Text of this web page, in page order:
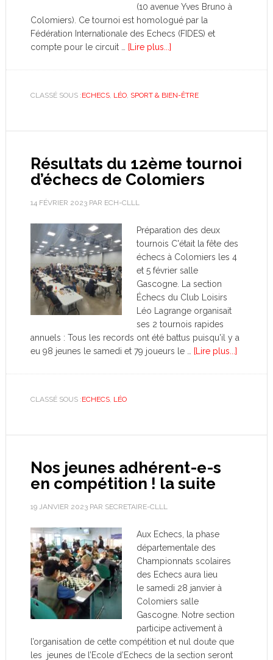
(10 avenue Yves Bruno à
Colomiers). Ce tournoi est homologué par la
Fédération Internationale des Echecs (FIDES) et
compte pour le circuit …
[Lire plus...]
CLASSÉ SOUS :ECHECS, LÉO, SPORT & BIEN-ÊTRE
Résultats du 12ème tournoi
d’échecs de Colomiers
14 FÉVRIER 2023PAR ECH-CLLL
Préparation des deux
tournois C'était la fête des
échecs à Colomiers les 4
et 5 février salle
Gascogne. La section
Échecs du Club Loisirs
Léo Lagrange organisait
ses 2 tournois rapides
annuels : Tous les records ont été battus puisqu'il y a
eu 98 jeunes le samedi et 79 joueurs le …
[Lire plus...]
CLASSÉ SOUS :ECHECS, LÉO
Nos jeunes adhérent-e-s
en compétition ! la suite
19 JANVIER 2023PAR SECRETAIRE-CLLL
Aux Echecs, la phase
départementale des
Championnats scolaires
des Echecs aura lieu
le samedi 28 janvier à
Colomiers salle
Gascogne. Notre section
participe activement à
l’organisation de cette compétition et nul doute que
les jeunes de l’Ecole d’Echecs de la section seront